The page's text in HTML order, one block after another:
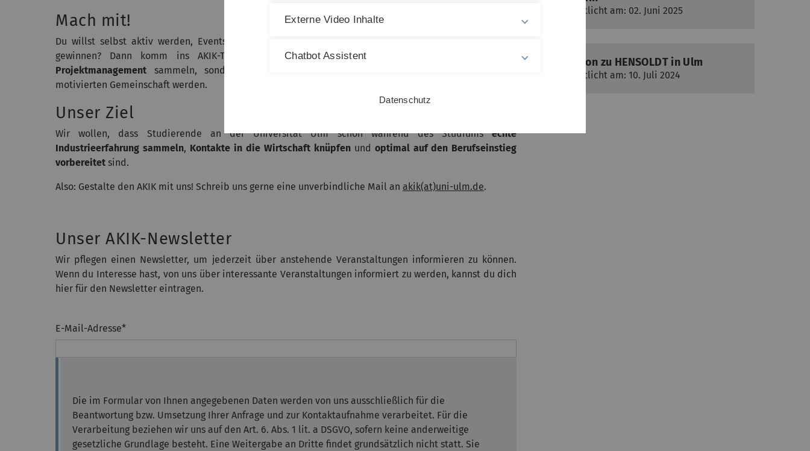
Mach mit!
Du willst selbst aktiv werden, Events organisieren oder Unternehmen für spannende Kooperationen
gewinnen? Dann komm ins AKIK-Team! Hier kannst du nicht nur
Projektmanagement sammeln, sondern auch
motivierten Gemeinschaft werden.
Unser Ziel
Wir wollen, dass Studierende an der Universität Ulm schon während des Studiumsechte
Industrieerfahrung sammeln, Kontakte in die Wirtschaft knüpfenund optimal auf den Berufseinstieg
vorbereitet sind.
Also: Gestalte den AKIK mit uns! Schreib uns gerne eine unverbindliche Mail an akik(at)uni-ulm.de.
Unser AKIK-Newsletter
Wir pflegen einen Newsletter, um jederzeit über anstehende Veranstaltungen informieren zu können.
Wenn du Interesse hast, von uns über interessante Veranstaltungen informiert zu werden, kannst du dich
hier für den Newsletter eintragen.
E-Mail-Adresse*
Die im Formular von Ihnen angegebenen Daten werden von uns ausschließlich für die
Beantwortung bzw. Umsetzung Ihrer Anfrage und zur Kontaktaufnahme verarbeitet. Für die
Verarbeitung beziehen wir uns auf den Art. 6. Abs. 1 lit. a DSGVO, sofern keine anderweitige
gesetzliche Grundlage besteht. Eine Weitergabe an Dritte findet grundsätzlich nicht statt. Sie
veröffentlicht am: 02. Juni 2025
Exkursion zu HENSOLDT in Ulm
veröffentlicht am: 10. Juli 2024
Externe Video Inhalte
Chatbot Assistent
Datenschutz